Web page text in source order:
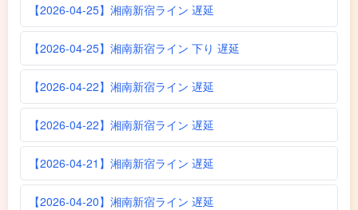
【2026-04-25】湘南新宿ライン 遅延
【2026-04-25】湘南新宿ライン 下り 遅延
【2026-04-22】湘南新宿ライン 遅延
【2026-04-22】湘南新宿ライン 遅延
【2026-04-21】湘南新宿ライン 遅延
【2026-04-20】湘南新宿ライン 遅延